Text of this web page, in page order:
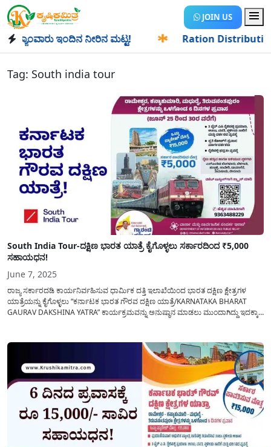
JOIN US
ಇಂದಿನ ನೀರಿನ ಮಟ್ಟ! Ration Distribution-
Tag: South india tour
South India Tour-ದಕ್ಷಿಣ ಭಾರತ ಯಾತ್ರೆ ಕೈಗೊಳ್ಳಲು ಸರ್ಕಾರದಿಂದ ₹5,000
ಸಹಾಯಧನ!
June 7, 2025
ರಾಜ್ಯ ಸರ್ಕಾರದಡಿ ಕಾರ್ಯನಿರ್ವಹಿಸುವ ಧಾರ್ಮಿಕ ದತ್ತಿ ಇಲಾಖೆಯಿಂದ ಭಾರತ ದಕ್ಷಿಣ ಕ್ಷೇತ್ರಗಳ
ಯಾತ್ರೆಯನ್ನು ಕೈಗೊಳ್ಳಲು “ಕರ್ನಾಟಕ ಭಾರತ ಗೌರವ ದಕ್ಷಿಣ ಯಾತ್ರೆ/KARNATAKA BHARAT
GAURAV DAKSHINA YATRA” ಕಾರ್ಯಕ್ರಮವನ್ನು ಅನುಷ್ಠಾನ ಮಾಡಲು ಮುಂದಾಗಿದ್ದು ಇದಕ್ಕಾಗಿ